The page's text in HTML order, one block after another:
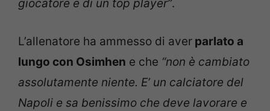
giocatore e di un top player”.
L’allenatore ha ammesso di aver parlato a
lungo con Osimhen e che “non è cambiato
assolutamente niente. E’ un calciatore del
Napoli e sa benissimo che deve lavorare e